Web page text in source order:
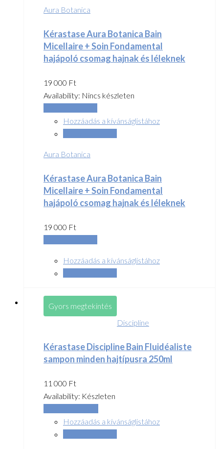
Aura Botanica
Kérastase Aura Botanica Bain
Micellaire + Soin Fondamental
hajápoló csomag hajnak és léleknek
19 000 Ft
Availability: Nincs készleten
Hozzáadás a kívánságlistához
Aura Botanica
Kérastase Aura Botanica Bain
Micellaire + Soin Fondamental
hajápoló csomag hajnak és léleknek
19 000 Ft
Hozzáadás a kívánságlistához
Gyors megtekintés
Discipline
Kérastase Discipline Bain Fluidéaliste
sampon minden hajtípusra 250ml
11 000 Ft
Availability: Készleten
Hozzáadás a kívánságlistához